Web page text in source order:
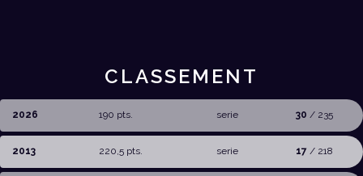
CLASSEMENT
2026 190 pts. serie 30 / 235
2013 220,5 pts. serie 17/ 218